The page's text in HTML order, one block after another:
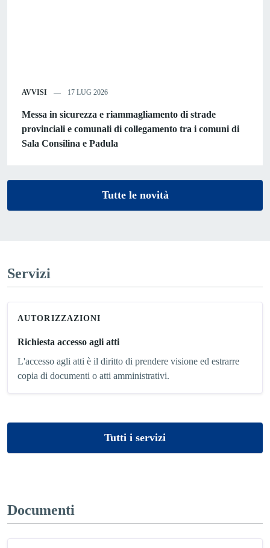
AVVISI 17 LUG 2026
Messa in sicurezza e riammagliamento di strade
provinciali e comunali di collegamento tra i comuni di
Sala Consilina e Padula
Tutte le novità
Servizi
AUTORIZZAZIONI
Richiesta accesso agli atti
L'accesso agli atti è il diritto di prendere visione ed estrarre
copia di documenti o atti amministrativi.
Tutti i servizi
Documenti